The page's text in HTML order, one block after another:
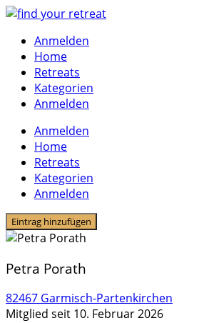
Skip
contentAnmelden
Home
Retreats
Kategorien
Anmelden
Anmelden
Home
Retreats
Kategorien
Anmelden
Eintrag hinzufügen
Petra Porath
82467 Garmisch-Partenkirchen
Mitglied seit 10. Februar 2026